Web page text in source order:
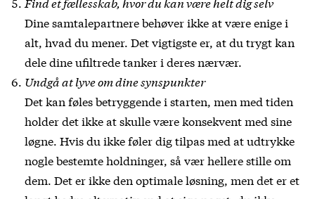
Dine samtalepartnere behøver ikke at være enige i
alt, hvad du mener. Det vigtigste er, at du trygt kan
dele dine ufiltrede tanker i deres nærvær.
Undgå at lyve om dine synspunkter
Det kan føles betryggende i starten, men med tiden
holder det ikke at skulle være konsekvent med sine
løgne. Hvis du ikke føler dig tilpas med at udtrykke
nogle bestemte holdninger, så vær hellere stille om
dem. Det er ikke den optimale løsning, men det er et